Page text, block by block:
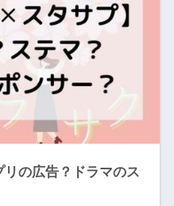
リの広告？ドラマのス